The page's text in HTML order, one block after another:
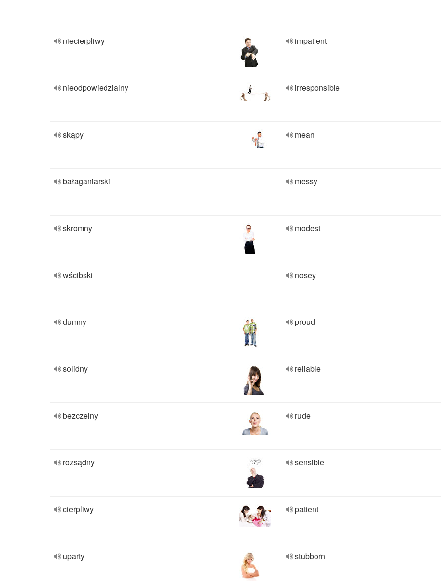
niecierpliwy impatient
nieodpowiedzialny irresponsible
skąpy mean
bałaganiarski messy
skromny modest
wścibski nosey
dumny proud
solidny reliable
bezczelny rude
rozsądny sensible
cierpliwy patient
uparty stubborn